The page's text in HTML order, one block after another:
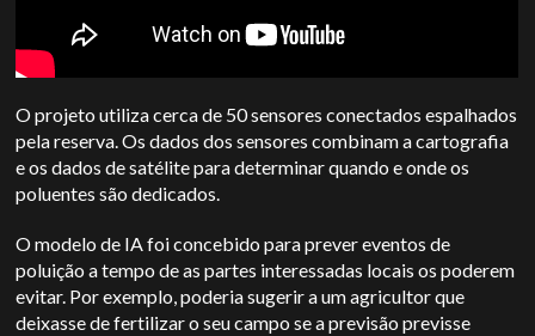
O projeto utiliza cerca de 50 sensores conectados espalhados
pela reserva. Os dados dos sensores combinam a cartografia
e os dados de satélite para determinar quando e onde os
poluentes são dedicados.
O modelo de IA foi concebido para prever eventos de
poluição a tempo de as partes interessadas locais os poderem
evitar. Por exemplo, poderia sugerir a um agricultor que
deixasse de fertilizar o seu campo se a previsão previsse